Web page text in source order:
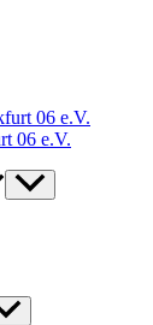
06 e.V.